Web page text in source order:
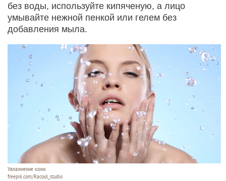
без воды, используйте кипяченую, а лицо
умывайте нежной пенкой или гелем без
добавления мыла.
Увлажнение кожи.
freepik.com/Racool_studio